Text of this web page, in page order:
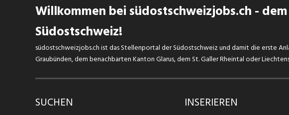
Willkommen bei südostschweizjobs.ch -
Südostschweiz!
südostschweizjobs.ch ist das Stellenportal der Südostschweiz und damit die erste
Graubünden, dem benachbarten Kanton Glarus, dem St. Galler Rheintal oder
SUCHEN INSERIEREN